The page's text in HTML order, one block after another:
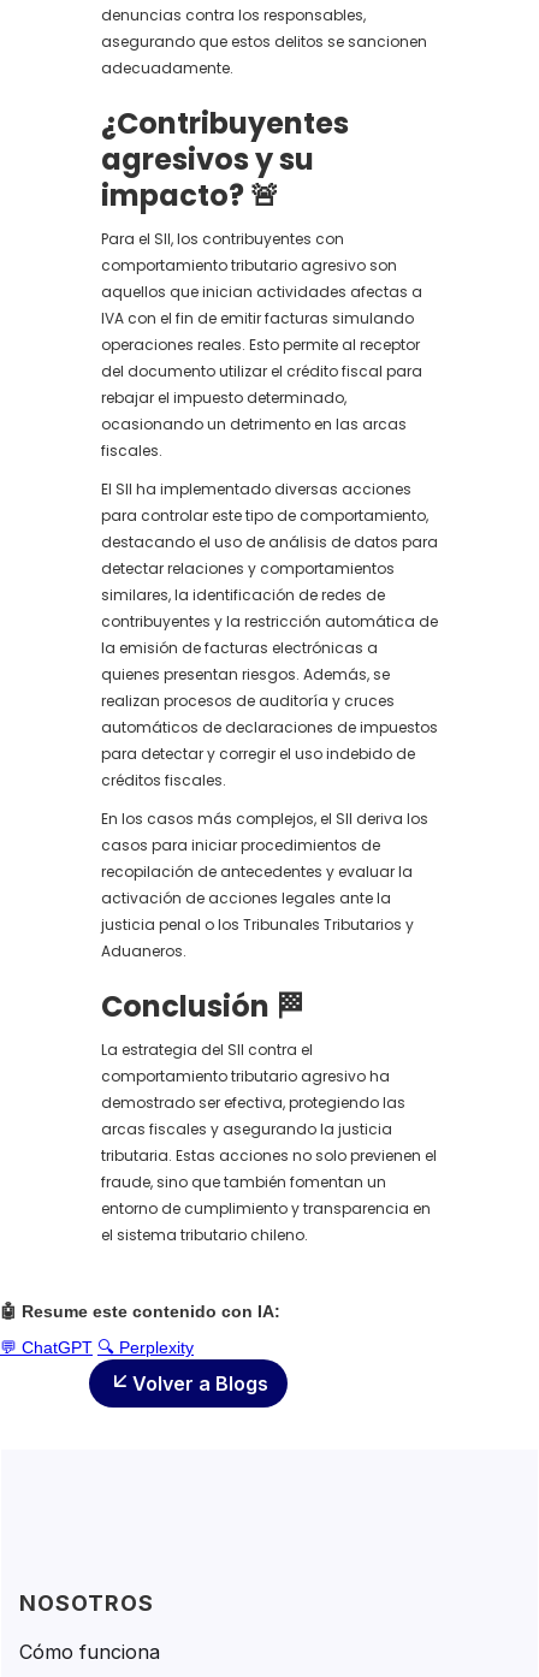
denuncias contra los responsables,
asegurando que estos delitos se sancionen
adecuadamente.
¿Contribuyentes
agresivos y su
impacto? 🚨
Para el SII, los contribuyentes con
comportamiento tributario agresivo son
aquellos que inician actividades afectas a
IVA con el fin de emitir facturas simulando
operaciones reales. Esto permite al receptor
del documento utilizar el crédito fiscal para
rebajar el impuesto determinado,
ocasionando un detrimento en las arcas
fiscales.
El SII ha implementado diversas acciones
para controlar este tipo de comportamiento,
destacando el uso de análisis de datos para
detectar relaciones y comportamientos
similares, la identificación de redes de
contribuyentes y la restricción automática de
la emisión de facturas electrónicas a
quienes presentan riesgos. Además, se
realizan procesos de auditoría y cruces
automáticos de declaraciones de impuestos
para detectar y corregir el uso indebido de
créditos fiscales.
En los casos más complejos, el SII deriva los
casos para iniciar procedimientos de
recopilación de antecedentes y evaluar la
activación de acciones legales ante la
justicia penal o los Tribunales Tributarios y
Aduaneros.
Conclusión 🏁
La estrategia del SII contra el
comportamiento tributario agresivo ha
demostrado ser efectiva, protegiendo las
arcas fiscales y asegurando la justicia
tributaria. Estas acciones no solo previenen el
fraude, sino que también fomentan un
entorno de cumplimiento y transparencia en
el sistema tributario chileno.
🤖 Resume este contenido con IA:
💬 ChatGPT 🔍 Perplexity
Volver a Blogs
NOSOTROS
Cómo funciona